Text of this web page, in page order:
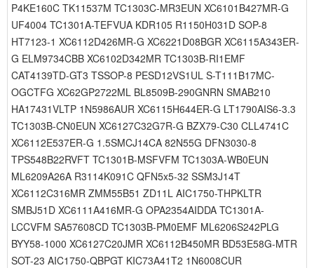
P4KE160C TK11537M TC1303C-MR3EUN XC6101B427MR-G
UF4004 TC1301A-TEFVUA KDR105 R1150H031D SOP-8
HT7123-1 XC6112D426MR-G XC6221D08BGR XC6115A343ER-
G ELM9734CBB XC6102D342MR TC1303B-RI1EMF
CAT4139TD-GT3 TSSOP-8 PESD12VS1UL S-T111B17MC-
OGCTFG XC62GP2722ML BL8509B-290GNRN SMAB210
HA17431VLTP 1N5986AUR XC6115H644ER-G LT1790AIS6-3.3
TC1303B-CN0EUN XC6127C32G7R-G BZX79-C30 CLL4741C
XC6112E537ER-G 1.5SMCJ14CA 82N55G DFN3030-8
TPS548B22RVFT TC1301B-MSFVFM TC1303A-WB0EUN
ML6209A26A R3114K091C QFN5x5-32 SSM3J14T
XC6112C316MR ZMM55B51 ZD11L AIC1750-THPKLTR
SMBJ51D XC6111A416MR-G OPA2354AIDDA TC1301A-
LCCVFM SA57608CD TC1303B-PM0EMF ML6206S242PLG
BYY58-1000 XC6127C20JMR XC6112B450MR BD53E58G-MTR
SOT-23 AIC1750-QBPGT KIC73A41T2 1N6008CUR